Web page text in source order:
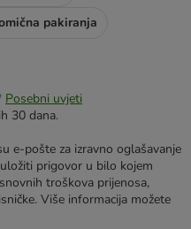
pakiranja
Posebni uvjeti
30 dana.
e-pošte za izravno oglašavanje
prigovor u bilo kojem
troškova prijenosa,
Više informacija možete